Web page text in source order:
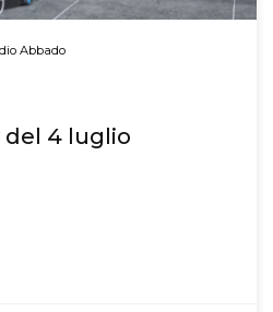
Abbado
del 4 luglio